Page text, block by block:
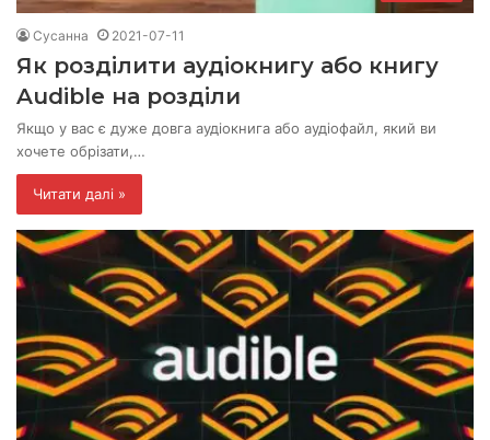
Сусанна 2021-07-11
Як розділити аудіокнигу або книгу
Audible на розділи
Якщо у вас є дуже довга аудіокнига або аудіофайл, який ви
хочете обрізати,…
Читати далі »